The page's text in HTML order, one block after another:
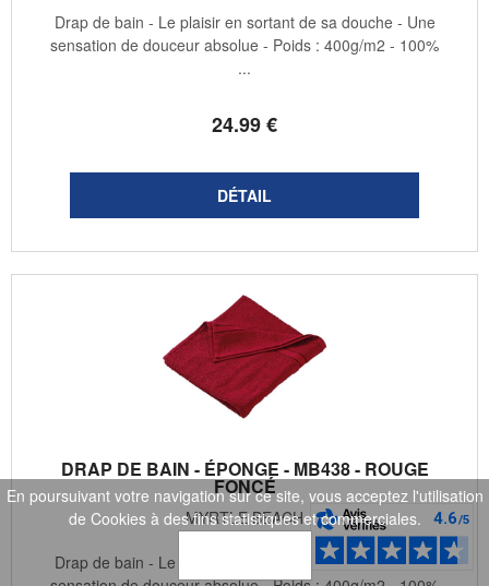
24.99€
Drap de bain - Le plaisir en sortant de sa douche - Une
sensation de douceur absolue - Poids : 400g/m2 - 100%
...
DRAP DE BAIN - ÉPONGE - MB438 - ROUGE
FONCÉ
MYRTLE BEACH
Drap de bain - Le plaisir en sortant de sa douche - Une
En poursuivant votre navigation sur ce site, vous acceptez l'utilisation
de Cookies à des fins statistiques et commerciales.